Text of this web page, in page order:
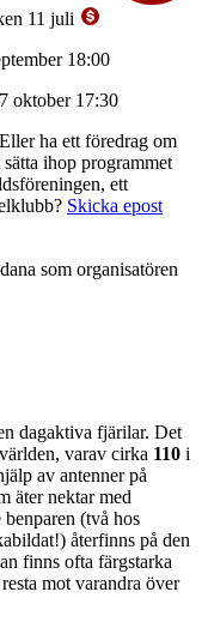
11 juli
18:00
oktober 17:30
ha ett föredrag om
ihop programmet
ett
Skicka epost
som organisatören
dagaktiva fjärilar. Det
varav cirka 110 i
av antenner på
äter nektar med
(två hos
återfinns på den
finns ofta färgstarka
mot varandra över